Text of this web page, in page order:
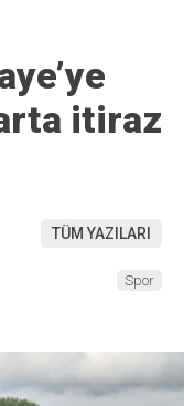
itiraz
TÜM YAZILARI
Spor